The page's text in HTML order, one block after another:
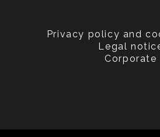
Privacy policy and
Legal
Corporate